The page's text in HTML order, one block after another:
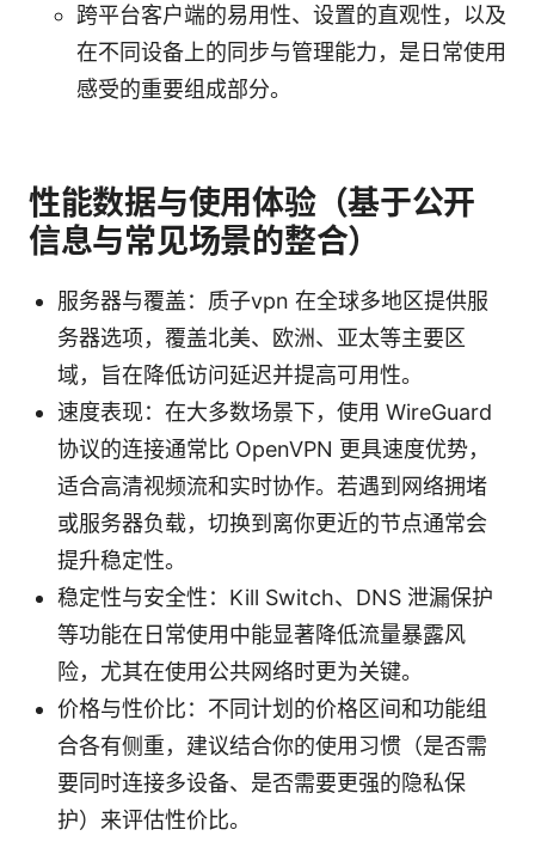
跨平台客户端的易用性、设置的直观性，以及
在不同设备上的同步与管理能力，是日常使用
感受的重要组成部分。
性能数据与使用体验（基于公开
信息与常见场景的整合）
服务器与覆盖：质子vpn 在全球多地区提供服
务器选项，覆盖北美、欧洲、亚太等主要区
域，旨在降低访问延迟并提高可用性。
速度表现：在大多数场景下，使用 WireGuard
协议的连接通常比 OpenVPN 更具速度优势，
适合高清视频流和实时协作。若遇到网络拥堵
或服务器负载，切换到离你更近的节点通常会
提升稳定性。
稳定性与安全性：Kill Switch、DNS 泄漏保护
等功能在日常使用中能显著降低流量暴露风
险，尤其在使用公共网络时更为关键。
价格与性价比：不同计划的价格区间和功能组
合各有侧重，建议结合你的使用习惯（是否需
要同时连接多设备、是否需要更强的隐私保
护）来评估性价比。